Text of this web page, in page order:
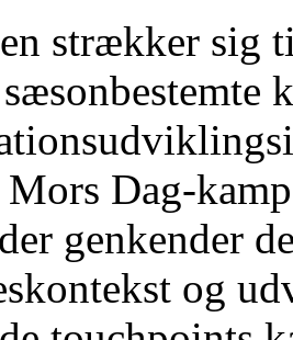
strækker sig
Mors Dag-
genkender
og